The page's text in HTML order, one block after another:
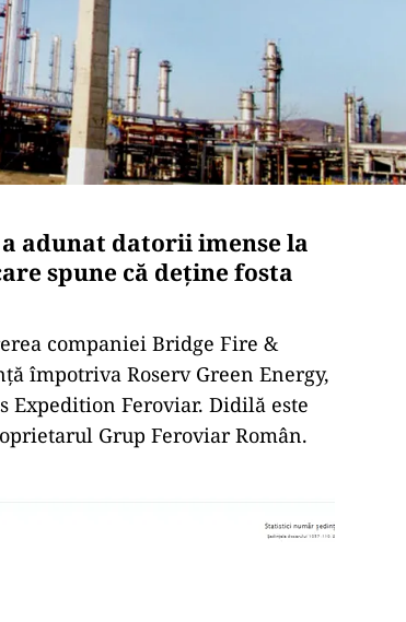
adunat datorii imense la
spune că deține fosta
companiei Bridge Fire &
împotriva Roserv Green Energy,
Expedition Feroviar. Didilă este
Grup Feroviar Român.